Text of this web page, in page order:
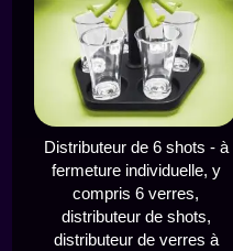
Distributeur de 6 shots - à
fermeture individuelle, y
compris 6 verres,
distributeur de shots,
distributeur de verres à